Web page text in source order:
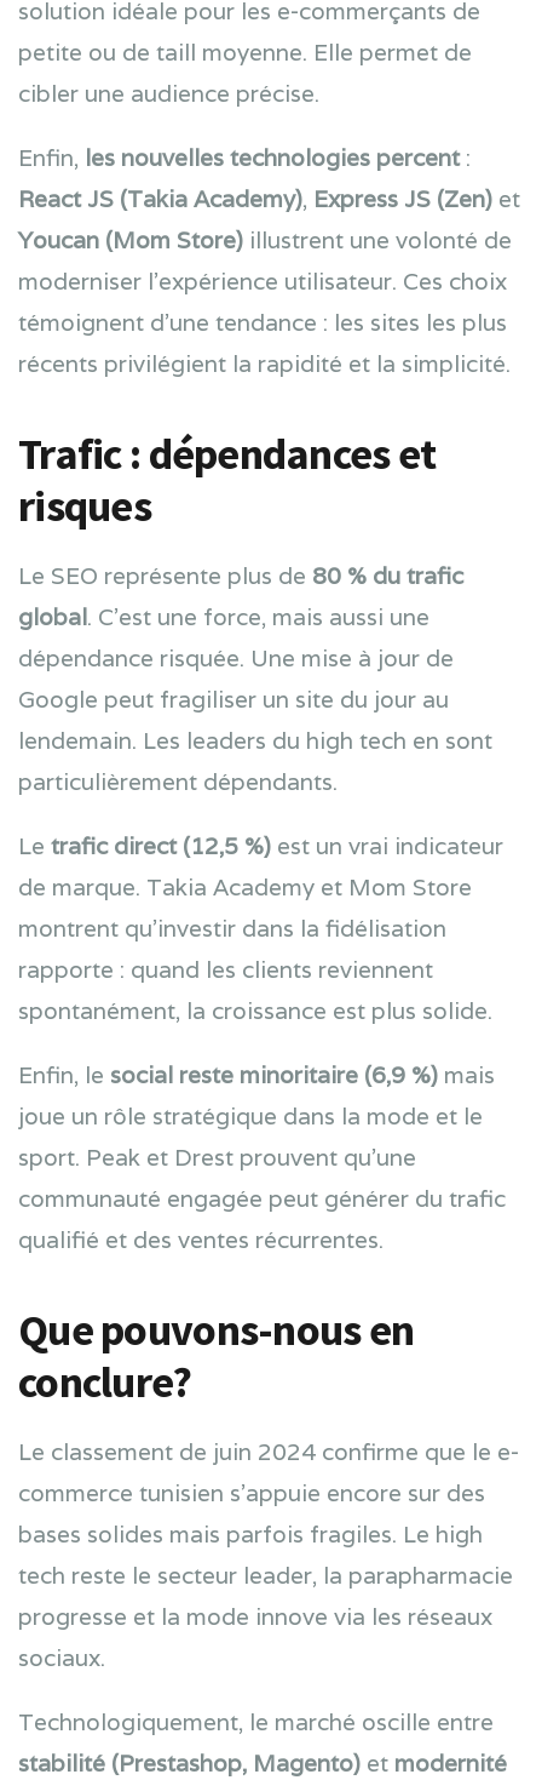
solution idéale pour les e-commerçants de
petite ou de taill moyenne. Elle permet de
cibler une audience précise.
Enfin, les nouvelles technologies percent:
React JS (Takia Academy), Express JS (Zen) et
Youcan (Mom Store) illustrent une volonté de
moderniser l’expérience utilisateur. Ces choix
témoignent d’une tendance : les sites les plus
récents privilégient la rapidité et la simplicité.
Trafic : dépendances et
risques
Le SEO représente plus de 80 % du trafic
global. C’est une force, mais aussi une
dépendance risquée. Une mise à jour de
Google peut fragiliser un site du jour au
lendemain. Les leaders du high tech en sont
particulièrement dépendants.
Le trafic direct (12,5 %) est un vrai indicateur
de marque. Takia Academy et Mom Store
montrent qu’investir dans la fidélisation
rapporte : quand les clients reviennent
spontanément, la croissance est plus solide.
Enfin, le social reste minoritaire (6,9 %) mais
joue un rôle stratégique dans la mode et le
sport. Peak et Drest prouvent qu’une
communauté engagée peut générer du trafic
qualifié et des ventes récurrentes.
Que pouvons-nous en
conclure?
Le classement de juin 2024 confirme que le e-
commerce tunisien s’appuie encore sur des
bases solides mais parfois fragiles. Le high
tech reste le secteur leader, la parapharmacie
progresse et la mode innove via les réseaux
sociaux.
Technologiquement, le marché oscille entre
stabilité (Prestashop, Magento) et modernité